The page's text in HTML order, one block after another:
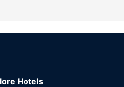
e churrasqueiras a
de quarto.
Hotels